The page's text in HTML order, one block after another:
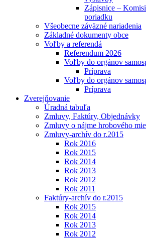
Zápisnice –
poriadku
Všeobecne záväzné nariadenia
Základné dokumenty obce
Voľby a referendá
Referendum 2026
Voľby do orgánov
Príprava
Voľby do orgánov
Príprava
Zverejňovanie
Úradná tabuľa
Zmluvy, Faktúry, Objednávky
Zmluvy o nájme hrobového
Zmluvy-archív do r.2015
Rok 2016
Rok 2015
Rok 2014
Rok 2013
Rok 2012
Rok 2011
Faktúry-archív do r.2015
Rok 2015
Rok 2014
Rok 2013
Rok 2012